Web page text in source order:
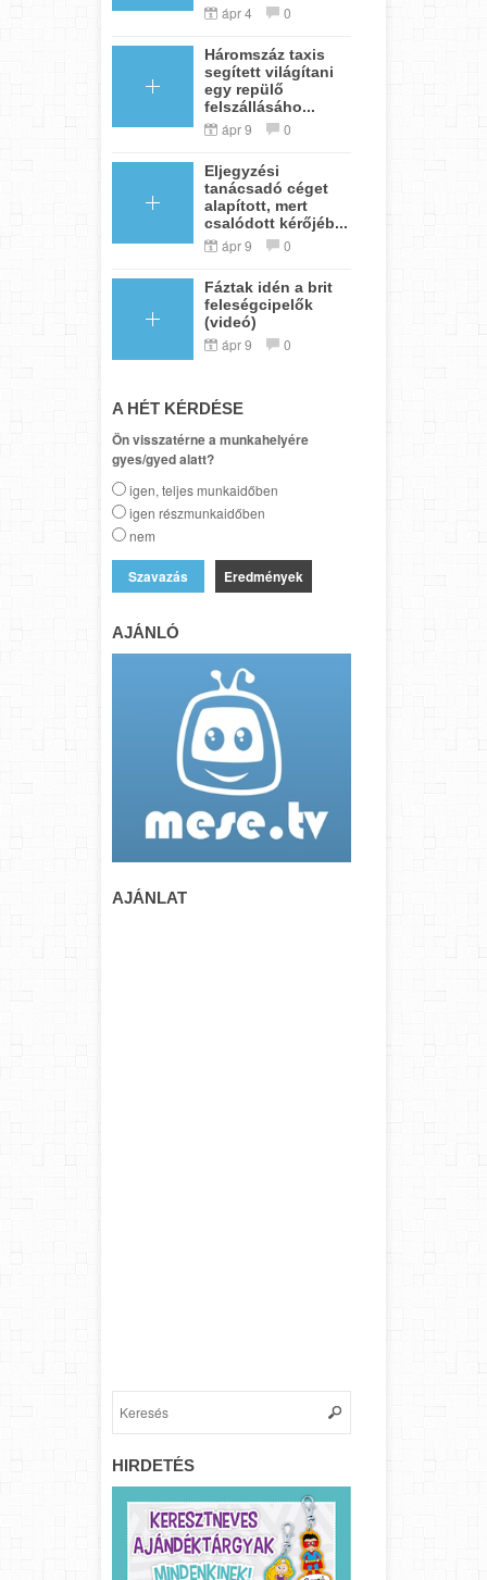
ápr 4 0
Háromszáz taxis
segített világítani
egy repülő
felszállásáho...
ápr 9 0
Eljegyzési
tanácsadó céget
alapított, mert
csalódott kérőjéb...
ápr 9 0
Fáztak idén a brit
feleségcipelők
(videó)
ápr 9 0
A HÉT KÉRDÉSE
Ön visszatérne a munkahelyére
gyes/gyed alatt?
igen, teljes munkaidőben
igen részmunkaidőben
nem
Eredmények
AJÁNLÓ
AJÁNLAT
HIRDETÉS